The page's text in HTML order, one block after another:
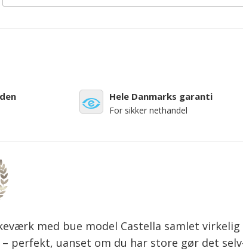
Hele Danmarks garanti
For sikker nethandel
med bue model Castella samlet
perfekt, uanset om du har store gør det